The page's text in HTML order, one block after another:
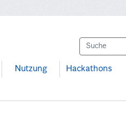
Nutzung Hackathons